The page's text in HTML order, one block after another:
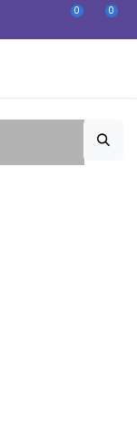
0 0